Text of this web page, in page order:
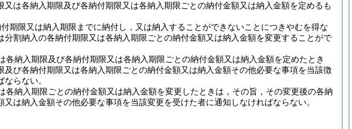
は各納入期限及び各納付期限又は各納入期限ごとの納付金額又は納入金額を定めるも
期限又は納入期限までに納付し，又は納入することができないことにつきやむを得な
分割納入の各納付期限又は各納入期限ごとの納付金額又は納入金額を変更することがで
納入期限及び各納付期限又は各納入期限ごとの納付金額又は納入金額を定めたとき
び各納付期限又は各納入期限ごとの納付金額又は納入金額その他必要な事項を当該徴
らない。
納入期限ごとの納付金額又は納入金額を変更したときは，その旨，その変更後の各納
は納入金額その他必要な事項を当該変更を受けた者に通知しなければならない。